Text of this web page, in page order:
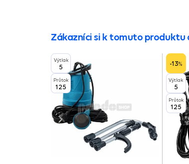
Zákazníci si k tomuto produktu
Výtlak
5
Průtok
125
-13%
Výtlak
5
Průtok
125